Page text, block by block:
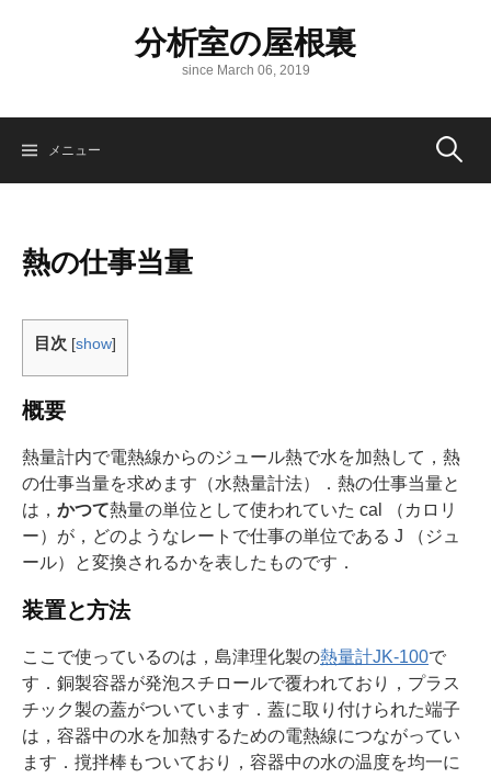
キ
分析室の屋根裏
since March 06, 2019
メニュー 検
熱の仕事当量
目次 [show]
概要
熱量計内で電熱線からのジュール熱で水を加熱して，熱
の仕事当量を求めます（水熱量計法）．熱の仕事当量と
は， かつて熱量の単位として使われていた cal （カロリ
ー）が，どのようなレートで仕事の単位である J （ジュ
ール）と変換されるかを表したものです．
装置と方法
ここで使っているのは，島津理化製の熱量計JK-100で
す．銅製容器が発泡スチロールで覆われており，プラス
チック製の蓋がついています．蓋に取り付けられた端子
は，容器中の水を加熱するための電熱線につながってい
ます．撹拌棒もついており，容器中の水の温度を均一に